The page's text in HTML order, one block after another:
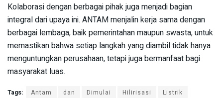
Kolaborasi dengan berbagai pihak juga menjadi bagian
integral dari upaya ini. ANTAM menjalin kerja sama dengan
berbagai lembaga, baik pemerintahan maupun swasta, untuk
memastikan bahwa setiap langkah yang diambil tidak hanya
menguntungkan perusahaan, tetapi juga bermanfaat bagi
masyarakat luas.
Tags: Antam dan Dimulai Hilirisasi
Listrik